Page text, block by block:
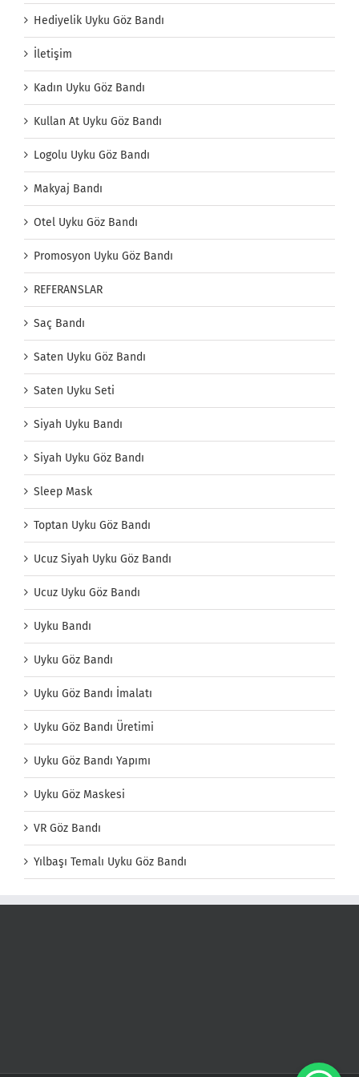
Hediyelik Uyku Göz Bandı
İletişim
Kadın Uyku Göz Bandı
Kullan At Uyku Göz Bandı
Logolu Uyku Göz Bandı
Makyaj Bandı
Otel Uyku Göz Bandı
Promosyon Uyku Göz Bandı
REFERANSLAR
Saç Bandı
Saten Uyku Göz Bandı
Saten Uyku Seti
Siyah Uyku Bandı
Siyah Uyku Göz Bandı
Sleep Mask
Toptan Uyku Göz Bandı
Ucuz Siyah Uyku Göz Bandı
Ucuz Uyku Göz Bandı
Uyku Bandı
Uyku Göz Bandı
Uyku Göz Bandı İmalatı
Uyku Göz Bandı Üretimi
Uyku Göz Bandı Yapımı
Uyku Göz Maskesi
VR Göz Bandı
Yılbaşı Temalı Uyku Göz Bandı